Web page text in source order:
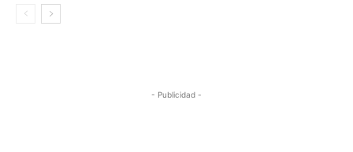
- Publicidad -